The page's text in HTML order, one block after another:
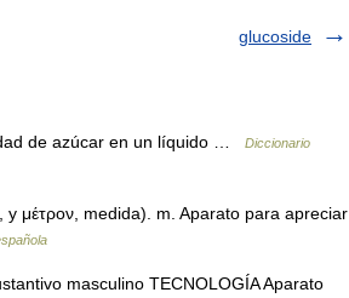
glucoside
de azúcar en un líquido …
Diccionario
μέτρον, medida). m. Aparato para apreciar
masculino TECNOLOGÍA Aparato